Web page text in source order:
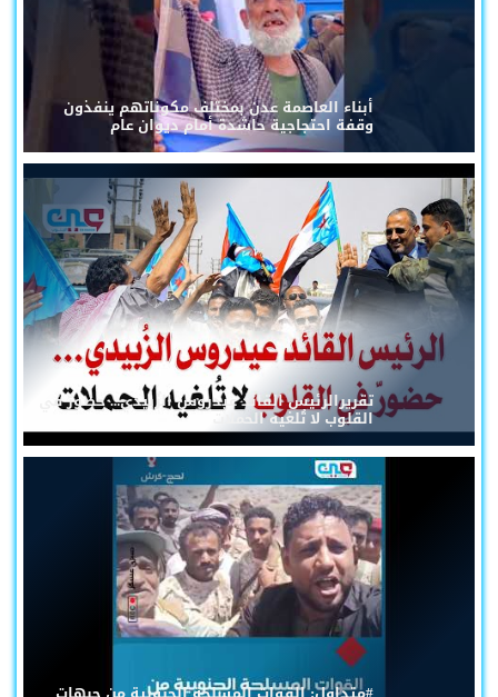
أبناء العاصمة عدن بمختلف مكوناتهم ينفذون
وقفة احتجاجية حاشدة أمام ديوان عام
تقريرالرئيس القائد عيدروس الزُبيدي... حضورٌ في
القلوب لا تُلغيه الحملات